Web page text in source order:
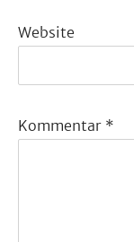
Website
Kommentar *